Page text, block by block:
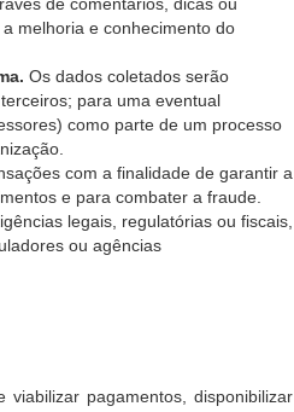
melhoria e conhecimento do
Os dados coletados serão
para uma eventual
como parte de um processo
com a finalidade de garantir a
e para combater a fraude.
legais, regulatórias ou fiscais,
ou agências
pagamentos, disponibilizar